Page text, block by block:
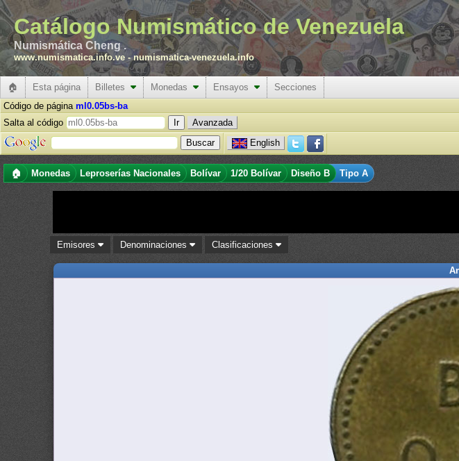
Catálogo Numismático de Venezuela
Numismática Cheng .
www.numismatica.info.ve -numismatica-venezuela.info
🏠 Esta página Billetes Monedas Ensayos
Secciones
Código de página ml0.05bs-ba
Salta al código
Avanzada
English
🏠 Monedas Leproserías Nacionales Bolívar 1/20 Bolívar Diseño B Tipo A
Emisores Denominaciones Clasificaciones